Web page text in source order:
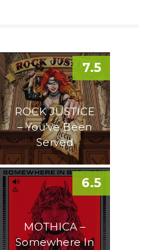
ROCK JUSTICE
– You’ve Been
Served
7.5
MOTHICA –
Somewhere In
6.5